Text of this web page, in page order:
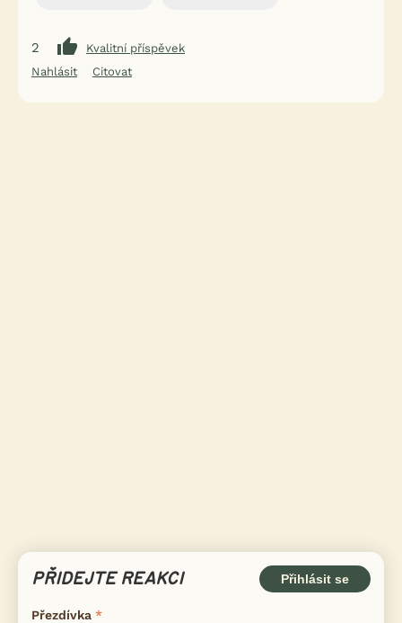
2
Kvalitní příspěvek
Nahlásit
Citovat
PŘIDEJTE REAKCI Přihlásit se
Přezdívka